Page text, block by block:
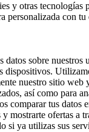
y otras tecnologías
personalizada con
datos sobre nuestros
dispositivos.
nuestro sitio web
así como para
comparar tus datos
mostrarte ofertas a
si ya utilizas sus